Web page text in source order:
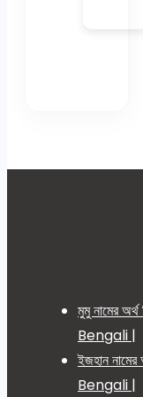
মুমু নামের
Bengali |
ইজহান
Bengali |